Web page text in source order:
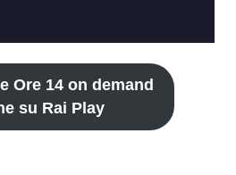
Ore 14 on demand
su Rai Play